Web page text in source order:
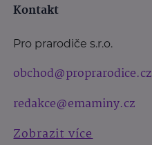
Kontakt
Pro prarodiče s.r.o.
obchod@proprarodice.cz
redakce@emaminy.cz
Zobrazit více